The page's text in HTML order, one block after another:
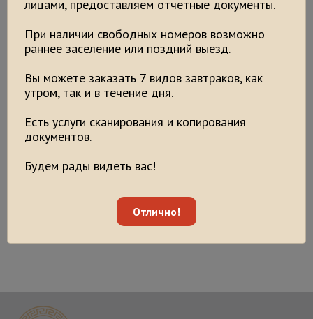
Адрес
Телефон
+7 (985) 042-7445
Режим работы
Круглосуточно
apartellada@yandex.ru
лицами, предоставляем отчетные документы.
При наличии свободных номеров возможно
раннее заселение или поздний выезд.
Вы можете заказать 7 видов завтраков, как
утром, так и в течение дня.
Есть услуги сканирования и копирования
документов.
Будем рады видеть вас!
Отлично!